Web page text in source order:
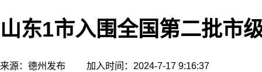
山东1市入围全国第二批市
来源：德州发布 加入时间：2024-7-17 9:16:37